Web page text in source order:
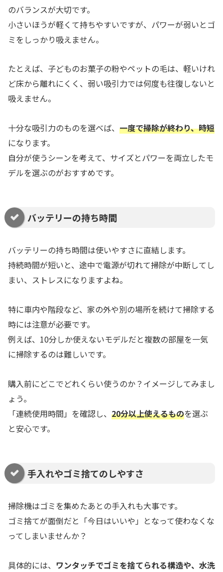
のバランスが大切です。
小さいほうが軽くて持ちやすいですが、パワーが弱いとゴ
ミをしっかり吸えません。
たとえば、子どものお菓子の粉やペットの毛は、軽いけれ
ど床から離れにくく、弱い吸引力では何度も往復しないと
吸えません。
十分な吸引力のものを選べば、 一度で掃除が終わり、時短
になります。
自分が使うシーンを考えて、サイズとパワーを両立したモ
デルを選ぶのがおすすめです。
バッテリーの持ち時間
バッテリーの持ち時間は使いやすさに直結します。
持続時間が短いと、途中で電源が切れて掃除が中断してし
まい、ストレスになりますよね。
特に車内や階段など、家の外や別の場所を続けて掃除する
時には注意が必要です。
例えば、10分しか使えないモデルだと複数の部屋を一気
に掃除するのは難しいです。
購入前にどこでどれくらい使うのか？イメージしてみまし
ょう。
「連続使用時間」を確認し、 20分以上使えるものを選ぶ
と安心です。
手入れやゴミ捨てのしやすさ
掃除機はゴミを集めたあとの手入れも大事です。
ゴミ捨てが面倒だと「今日はいいや」となって使わなくな
ってしまいませんか？
具体的には、 ワンタッチでゴミを捨てられる構造や、水洗